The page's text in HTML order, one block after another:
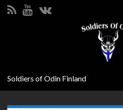
Search for:
Soldiers of Odin Finland